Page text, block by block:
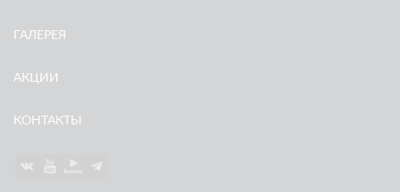
ГАЛЕРЕЯ
АКЦИИ
КОНТАКТЫ